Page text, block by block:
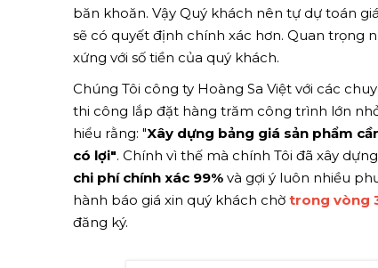
băn khoăn. Vậy Quý khách nên tự dự toán
sẽ có quyết định chính xác hơn. Quan trọng
xứng với số tiền của quý khách.
Chúng Tôi công ty Hoàng Sa Việt với các
thi công lắp đặt hàng trăm công trình lớn
hiểu rằng: "Xây dựng bảng giá sản phẩm
có lợi". Chính vì thế mà chính Tôi đã xây
chi phí chính xác 99% và gợi ý luôn nhiều
hành báo giá xin quý khách chờ trong vòng
đăng ký.